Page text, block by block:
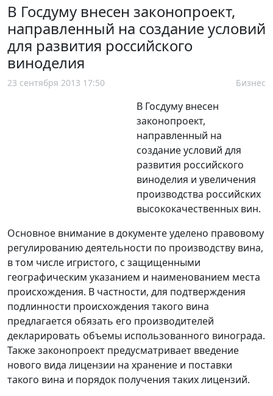
В Госдуму внесен законопроект,
направленный на создание условий
для развития российского
виноделия
23 сентября 2013 17:50 Бизнес
В Госдуму внесен
законопроект,
направленный на
создание условий для
развития российского
виноделия и увеличения
производства российских
высококачественных вин.
Основное внимание в документе уделено правовому
регулированию деятельности по производству вина,
в том числе игристого, с защищенными
географическим указанием и наименованием места
происхождения. В частности, для подтверждения
подлинности происхождения такого вина
предлагается обязать его производителей
декларировать объемы использованного винограда.
Также законопроект предусматривает введение
нового вида лицензии на хранение и поставки
такого вина и порядок получения таких лицензий.